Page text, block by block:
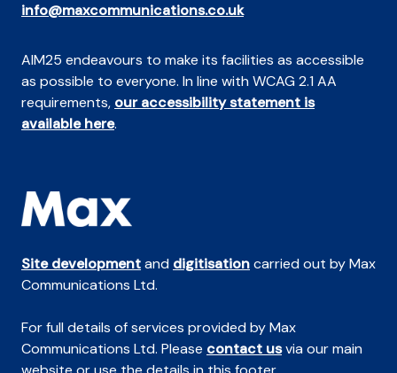
info@maxcommunications.co.uk
AIM25 endeavours to make its facilities as accessible
as possible to everyone. In line with WCAG 2.1 AA
requirements, our accessibility statement is
available here.
Site developmentand digitisationcarried out by Max
Communications Ltd.
For full details of services provided by Max
Communications Ltd. Please contact usvia our main